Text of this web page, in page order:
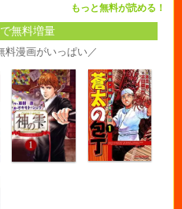
もっと無料が読める！
無料増量
料漫画がいっぱい／